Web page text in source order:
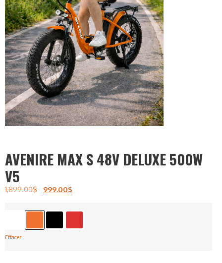
AVENIRE MAX S 48V DELUXE 500W
V5
1,899.00$ 999.00$
Effacer